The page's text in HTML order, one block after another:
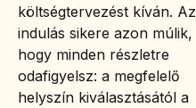
költségtervezést kíván. Az
indulás sikere azon múlik,
hogy minden részletre
odafigyelsz: a megfelelő
helyszín kiválasztásától a